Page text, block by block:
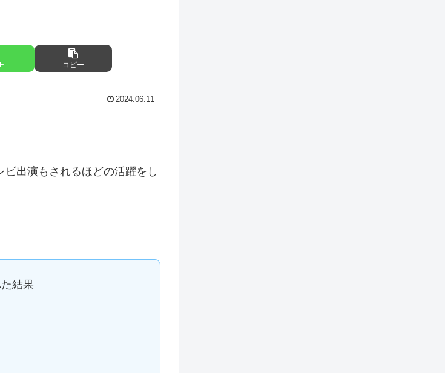
コピー
2024.06.11
出演もされるほどの活躍をし
結果